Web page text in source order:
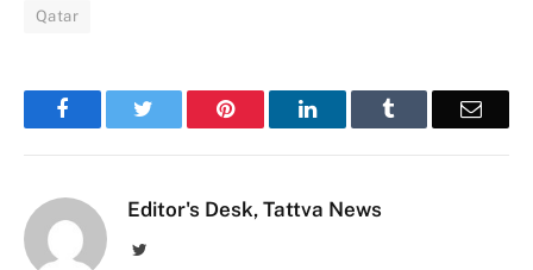
Qatar
Facebook Pinterest LinkedIn Email
Editor's Desk, Tattva News
Twitter